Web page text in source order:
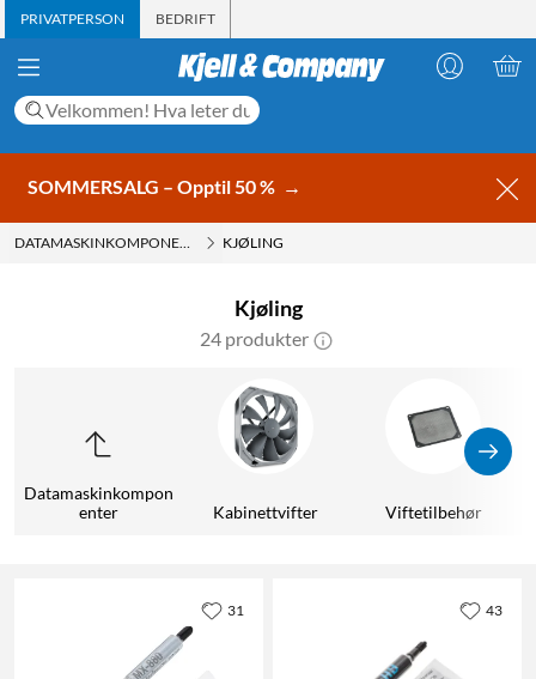
PRIVATPERSON BEDRIFT
SOMMERSALG – Opptil 50 % →
DATAMASKINKOMPONENTER KJØLING
Kjøling
24 produkter
Datamaskinkompon
enter
Kabinettvifter Viftetilbehør
31 43